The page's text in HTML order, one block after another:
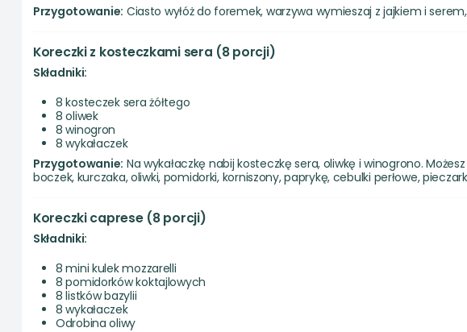
Przygotowanie: Ciasto wyłóż do foremek, warzywa wymieszaj z jajkiem i
Koreczki z kosteczkami sera (8 porcji)
Składniki:
8 kosteczek sera żółtego
8 oliwek
8 winogron
8 wykałaczek
Przygotowanie: Na wykałaczkę nabij kosteczkę sera, oliwkę i winogrono.
boczek, kurczaka, oliwki, pomidorki, korniszony, paprykę, cebulki perłowe,
Koreczki caprese (8 porcji)
Składniki:
8 mini kulek mozzarelli
8 pomidorków koktajlowych
8 listków bazylii
8 wykałaczek
Odrobina oliwy